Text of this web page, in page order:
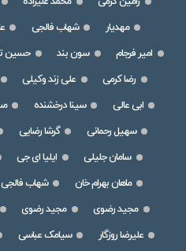
مهدیار
شهاب فالجی
امیر فرجام
سون بند حسین
رضا کرمی
علی زند وکیلی
ابی عالی
سینا درخشنده
سهیل رحمانی
گرشا رضایی
سامان جلیلی
ایلیا ای جی
ماهان بهرام خان
شهاب فالجی
مجید رضوی
مجید رضوی
علیرضا روزگار
سیامک عباسی